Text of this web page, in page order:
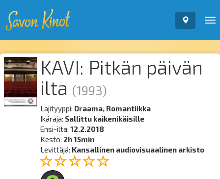
KAVI: Pitkän päivän
ilta (1993)
Lajityyppi: Draama, Romantiikka
Ikäraja: Sallittu kaikenikäisille
Ensi-ilta:12.2.2018
Kesto: 2h 15min
Levittäjä: Kansallinen audiovisuaalinen arkisto